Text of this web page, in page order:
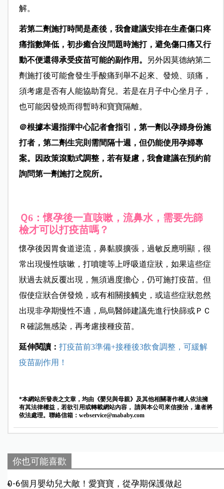
解。
若第二劑施打時間是產後，我會建議安排在生產傷口疼
痛指數降低，初步癒合沒問題時施打，避免傷口痛又行
動不便還得承受疫苗可能的副作用。
另外因莫德納第二
劑施打後可能會發生手酸痛到舉不起來、發燒、頭痛，
須考慮是否有人能協助育兒。若是在月子中心坐月子，
也可能因發燒而得暫時和寶寶隔離。
＠根據本週指揮中心記者會指引，第一劑以孕婦身份施
打者，第二劑生完則需間隔十週，但仍能使用孕婦專
案。因政策滾動式調整，若有疑慮，我會建議在預約前
詢問第一劑施打之院所。
Ｑ6：懷孕後一直咳嗽，流鼻水，需要先篩
檢才可以打疫苗嗎？
懷孕後因胃食道逆流，鼻黏膜擴張，過敏反應明顯，很
常出現慢性咳嗽，打噴嚏等上呼吸道症狀，如果這些症
狀過去就反覆出現，無須過度擔心，仍可施打疫苗。但
假使症狀合併發燒，或有相關接觸史，或這些症狀忽然
出現非孕期慢性不適，烏烏醫師建議先進行快篩或ＰＣ
Ｒ確認無感染，再考慮接種疫苗。
延伸閱讀： 打疫苗前3準備+接種後3飲食調整，可緩解
疫苗副作用！
*本網站所發表之文章，均由《嬰兒與母親》及其他相關著作權人依法擁
有其法律權益，若欲引用或轉載網站內容， 請與本公司來信接洽，違者將
依法處理。聯絡信箱： webservice@mababy.com
你也可能喜歡
0-6個月嬰幼兒大敵！愛寶寶，從孕期保護做起